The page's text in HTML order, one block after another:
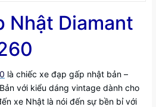
Nhật Diamant
là chiếc xe đạp gấp nhật bản –
với kiểu dáng vintage dành cho
xe Nhật là nói đến sự bền bỉ với